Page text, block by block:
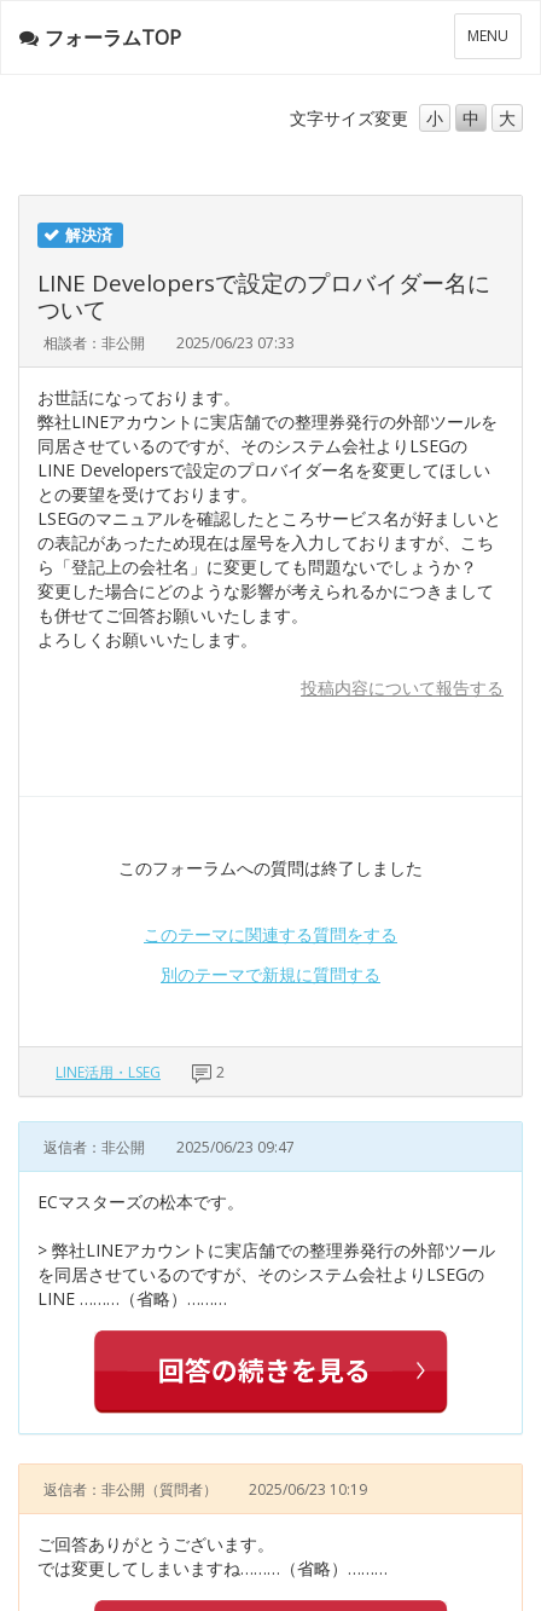
メ
ニ
ー
MENU
フォーラムTOP
文字サイズ変更 小 中 大
解決済
LINE Developersで設定のプロバイダー名に
ついて
相談者：非公開 2025/06/23 07:33
お世話になっております。
弊社LINEアカウントに実店舗での整理券発行の外部ツールを
同居させているのですが、そのシステム会社よりLSEGの
LINE Developersで設定のプロバイダー名を変更してほしい
との要望を受けております。
LSEGのマニュアルを確認したところサービス名が好ましいと
の表記があったため現在は屋号を入力しておりますが、こち
ら「登記上の会社名」に変更しても問題ないでしょうか？
変更した場合にどのような影響が考えられるかにつきまして
も併せてご回答お願いいたします。
よろしくお願いいたします。
投稿内容について報告する
このフォーラムへの質問は終了しました
このテーマに関連する質問をする
別のテーマで新規に質問する
LINE活用・LSEG 2
返信者：非公開 2025/06/23 09:47
ECマスターズの松本です。
> 弊社LINEアカウントに実店舗での整理券発行の外部ツール
を同居させているのですが、そのシステム会社よりLSEGの
LINE ………（省略）………
返信者：非公開 （質問者） 2025/06/23 10:19
ご回答ありがとうございます。
では変更してしまいますね………（省略）………